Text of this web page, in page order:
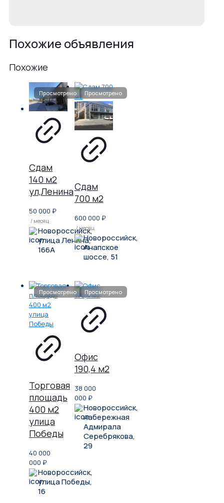
Похожие объявления
Похожие
Сдам
140 м2
ул,Ленина
50 000 ₽
/ месяц
Новороссийск,
улица Ленина,
166А
Сдам
700 м2
600 000 ₽
/ месяц
Новороссийск,
Анапское
шоссе, 51
Торговая
площадь
400 м2
улица
Победы
40 000
000 ₽
Новороссийск,
улица Победы,
16
Офис
190,4 м2
38 000
000 ₽
Новороссийск,
набережная
Адмирала
Серебрякова,
29